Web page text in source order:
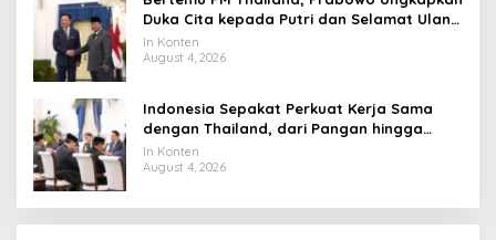
Duka Cita kepada Putri dan Selamat Ulang
Tahun ke Raja Thailand
In Konten
August 4, 2026
Indonesia Sepakat Perkuat Kerja Sama
dengan Thailand, dari Pangan hingga
Ekonomi Digital
In Konten
August 4, 2026